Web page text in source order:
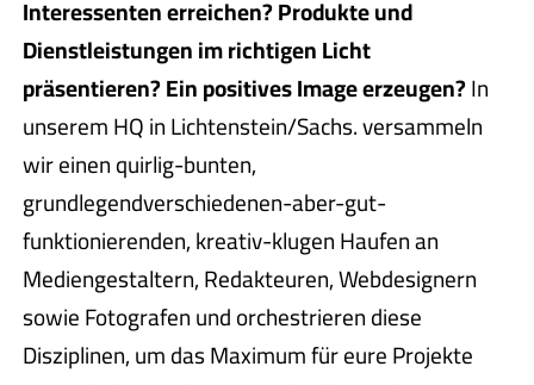
Interessenten erreichen? Produkte und
Dienstleistungen im richtigen Licht
präsentieren? Ein positives Image erzeugen?In
unserem HQ in Lichtenstein/Sachs. versammeln
wir einen quirlig-bunten,
grundlegendverschiedenen-aber-gut-
funktionierenden, kreativ-klugen Haufen an
Mediengestaltern, Redakteuren, Webdesignern
sowie Fotografen und orchestrieren diese
Disziplinen, um das Maximum für eure Projekte